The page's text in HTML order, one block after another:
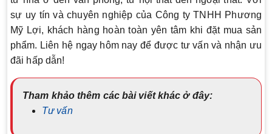
sự uy tín và chuyên nghiệp của Công ty TNHH Phương
Mỹ Lợi, khách hàng hoàn toàn yên tâm khi đặt mua sản
phẩm. Liên hệ ngay hôm nay để được tư vấn và nhận ưu
đãi hấp dẫn!
Tham khảo thêm các bài viết khác ở đây:
Tư vấn